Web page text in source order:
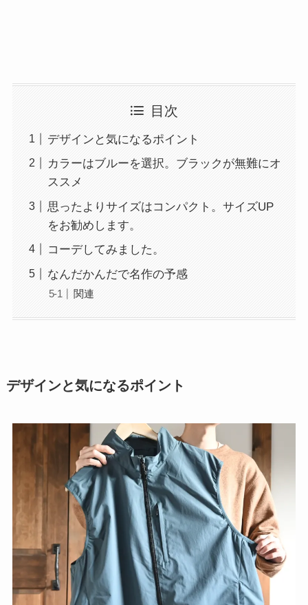
目次
デザインと気になるポイント
カラーはブルーを選択。ブラックが無難にオ
ススメ
思ったよりサイズはコンパクト。サイズUP
をお勧めします。
コーデしてみました。
なんだかんだで名作の予感
関連
デザインと気になるポイント